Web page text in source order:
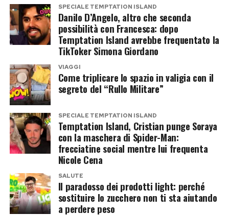
produzione.
Proprio Ravagnani potrebbe diventare il
concorrente più imprevedibile dell’edizione. Il
programma gli offrirebbe una platea molto più
ampia rispetto a quella dei social, ma anche
un’esposizione nella quale la sua storia
personale rischierebbe di pesare almeno quanto
le esibizioni.
L’ex prete influencer pronto al
debutto su Rai 1
Per ora Alberto Ravagnani non ha commentato
pubblicamente l’indiscrezione. Se l’accordo
Il legame indissolubile con Elvis
Presley
Per il grande pubblico Priscilla Presley resta
inevitabilmente legata alla figura di Elvis
Presley. I due si sposarono nel 1967 e dal loro
matrimonio nacque Lisa Marie Presley. Sebbene
la separazione arrivò pochi anni dopo, il rapporto
tra i due rimase improntato al rispetto reciproco
fino alla morte del Re del Rock’n’Roll nel 1977.
Negli anni successivi Priscilla ha svolto un ruolo
fondamentale nella tutela dell’eredità artistica
e imprenditoriale di Elvis. Il suo lavoro alla guida
SPECIALE TEMPTATION ISLAND
Danilo D’Angelo, altro che seconda
possibilità con Francesca: dopo
Temptation Island avrebbe frequentato la
TikToker Simona Giordano
VIAGGI
Come triplicare lo spazio in valigia con il
segreto del “Rullo Militare”
SPECIALE TEMPTATION ISLAND
Temptation Island, Cristian punge Soraya
con la maschera di Spider-Man:
frecciatine social mentre lui frequenta
Nicole Cena
SALUTE
Il paradosso dei prodotti light: perché
sostituire lo zucchero non ti sta aiutando
a perdere peso